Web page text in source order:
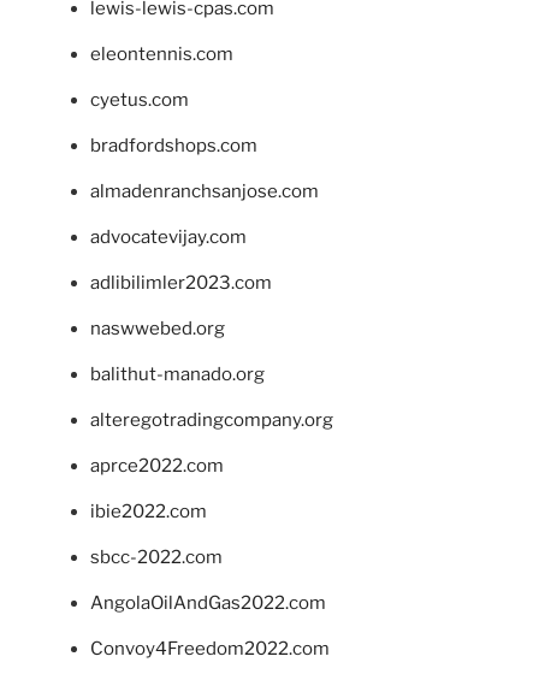
lewis-lewis-cpas.com
eleontennis.com
cyetus.com
bradfordshops.com
almadenranchsanjose.com
advocatevijay.com
adlibilimler2023.com
naswwebed.org
balithut-manado.org
alteregotradingcompany.org
aprce2022.com
ibie2022.com
sbcc-2022.com
AngolaOilAndGas2022.com
Convoy4Freedom2022.com